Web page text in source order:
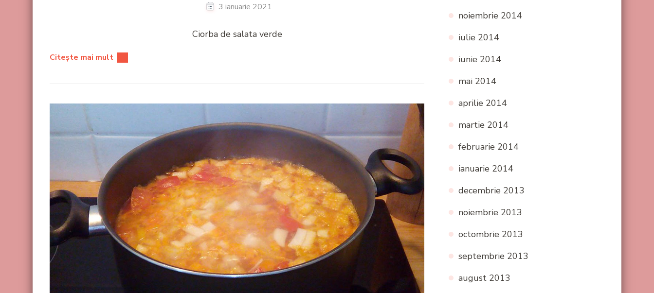
3 ianuarie 2021
Ciorba de salata verde
Citește mai mult
noiembrie 2014
iulie 2014
iunie 2014
mai 2014
aprilie 2014
martie 2014
februarie 2014
ianuarie 2014
decembrie 2013
noiembrie 2013
octombrie 2013
septembrie 2013
august 2013